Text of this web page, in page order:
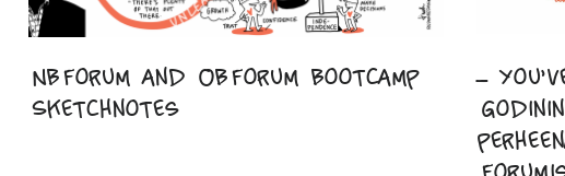
NBForum and OBForum Bootcamp
Sketchnotes
–